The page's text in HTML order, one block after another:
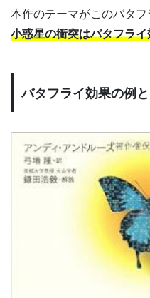
本作のテーマがこのバタ
小惑星の衝突はバタフラ
バタフライ効果の例